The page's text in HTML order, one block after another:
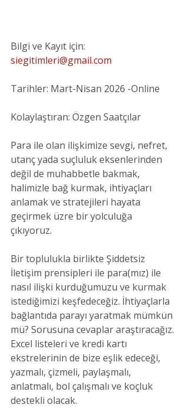
Bilgi ve Kayıt için:
siegitimleri@gmail.com
Tarihler: Mart-Nisan 2026 -Online
Kolaylaştıran: Özgen Saatçılar
Para ile olan ilişkimize sevgi, nefret,
utanç yada suçluluk eksenlerinden
değil de muhabbetle bakmak,
halimizle bağ kurmak, ihtiyaçları
anlamak ve stratejileri hayata
geçirmek üzre bir yolculuğa
çıkıyoruz.
Bir toplulukla birlikte Şiddetsiz
İletişim prensipleri ile para(mız) ile
nasıl ilişki kurduğumuzu ve kurmak
istediğimizi keşfedeceğiz. İhtiyaçlarla
bağlantıda parayı yaratmak mümkün
mü? Sorusuna cevaplar araştıracağız.
Excel listeleri ve kredi kartı
ekstrelerinin de bize eşlik edeceği,
yazmalı, çizmeli, paylaşmalı,
anlatmalı, bol çalışmalı ve koçluk
destekli olacak.